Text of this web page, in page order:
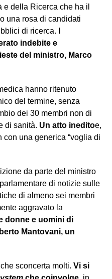
e della Ricerca che ha il
una rosa di candidati
di ricerca.
indebite e
del ministro, Marco
hanno ritenuto
del termine, senza
dei 30 membri non di
di sanità. Un atto ineditoe,
una generica “voglia di
da parte del ministro
di notizie sulle
di almeno sei membri
aggravato la
donne e uomini di
Mantovani, un
sconcerta molti. Vi si